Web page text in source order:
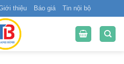
thiệu Báo giá Tin nội bộ